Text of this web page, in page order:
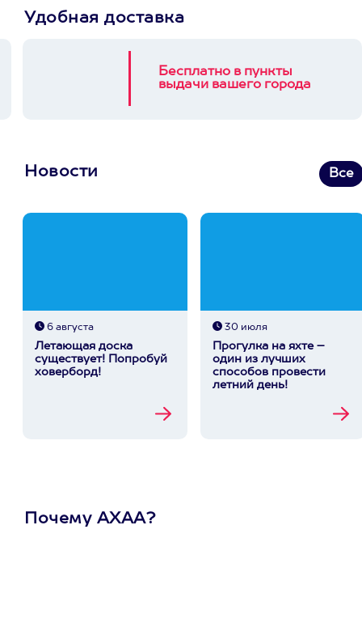
Удобная доставка
Бесплатно в пункты
выдачи вашего города
Новости Все
6 августа
Летающая доска
существует! Попробуй
ховерборд!
30 июля
Прогулка на яхте –
один из лучших
способов провести
летний день!
Почему АХАА?